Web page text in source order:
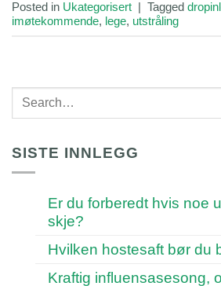
Posted in Ukategorisert | Tagged
imøtekommende, lege, utstråling
SISTE INNLEGG
Er du forberedt hvis noe
skje?
Hvilken hostesaft bør du
Kraftig influensasesong,